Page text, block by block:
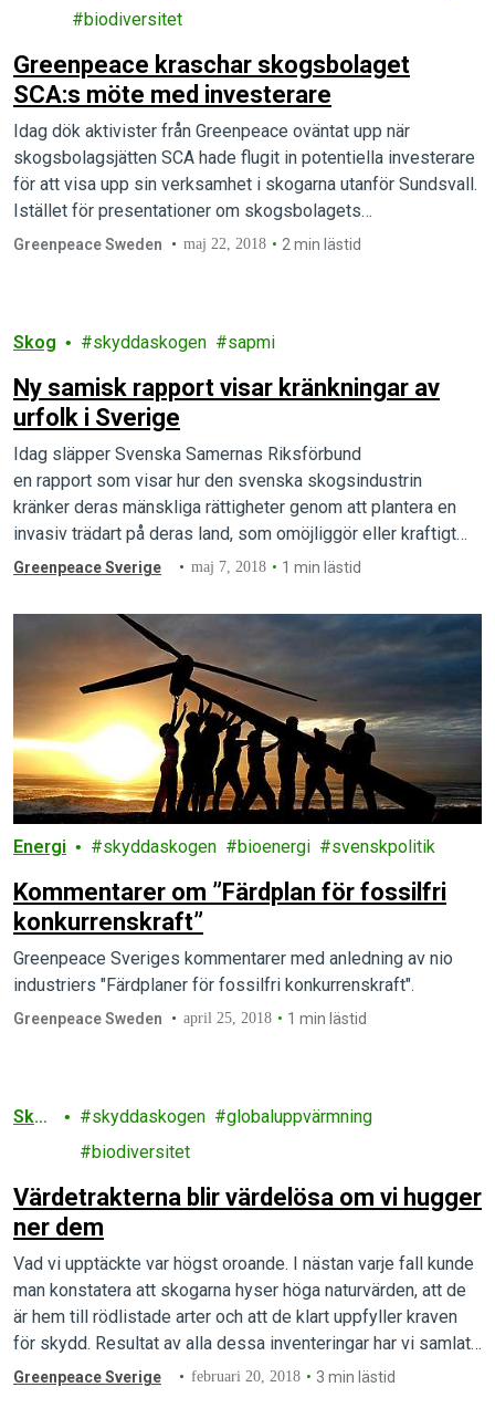
biodiversitet
Greenpeace kraschar skogsbolaget
SCA:s möte med investerare
Idag dök aktivister från Greenpeace oväntat upp när
skogsbolagsjätten SCA hade flugit in potentiella investerare
för att visa upp sin verksamhet i skogarna utanför Sundsvall.
Istället för presentationer om skogsbolagets…
Greenpeace Sweden maj 22, 2018 2 min lästid
Skog skyddaskogen sapmi
Ny samisk rapport visar kränkningar av
urfolk i Sverige
Idag släpper Svenska Samernas Riksförbund
en rapport som visar hur den svenska skogsindustrin
kränker deras mänskliga rättigheter genom att plantera en
invasiv trädart på deras land, som omöjliggör eller kraftigt
försvårar deras traditionella liv i Sapmi.
Greenpeace Sverige maj 7, 2018 1 min lästid
Energi skyddaskogen bioenergi svenskpolitik
Kommentarer om ”Färdplan för fossilfri
konkurrenskraft”
Greenpeace Sveriges kommentarer med anledning av nio
industriers "Färdplaner för fossilfri konkurrenskraft".
Greenpeace Sweden april 25, 2018 1 min lästid
Sko
skyddaskogen
globaluppvärmning
biodiversitet
Värdetrakterna blir värdelösa om vi hugger
ner dem
Vad vi upptäckte var högst oroande. I nästan varje fall kunde
man konstatera att skogarna hyser höga naturvärden, att de
är hem till rödlistade arter och att de klart uppfyller kraven
för skydd. Resultat av alla dessa inventeringar har vi samlat
här.
Greenpeace Sverige februari 20, 2018 3 min lästid